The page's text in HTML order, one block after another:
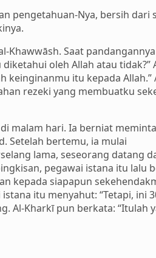
pengetahuan-Nya, bersih dari
Khawwāsh. Saat
oleh Allah atau tidak?”
keinginanmu itu kepada Allah.”
rezeki yang membuatku
malam hari. Ia berniat meminta
Setelah bertemu, ia mulai
lama, seseorang datang
pegawai istana itu lalu
kepada siapapun
itu menyahut: “Tetapi, ini
Al-Kharkī pun berkata: “Itulah